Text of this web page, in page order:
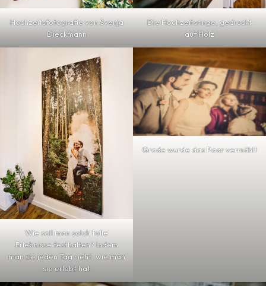
Hochzeitsfotografie von Svenja
Dieckmann
Die Hochzeitsringe, gedruckt
auf Holz
Wie soll man solch tolle
Erlebnisse festhalten? Indem
man sie jeden Tag sieht, wie man
sie erlebt hat
Grade wurde das Paar vermählt